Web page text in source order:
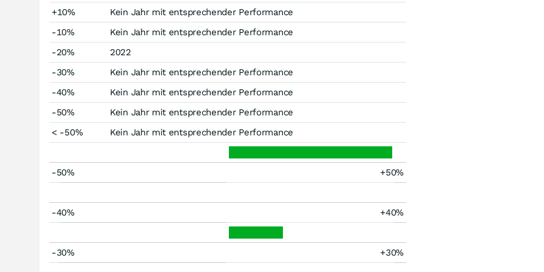
+10%
Kein Jahr mit entsprechender Performance
-10%
Kein Jahr mit entsprechender Performance
-20%
2022
-30%
Kein Jahr mit entsprechender Performance
-40%
Kein Jahr mit entsprechender Performance
-50%
Kein Jahr mit entsprechender Performance
< -50%
Kein Jahr mit entsprechender Performance
-50% +50%
-40% +40%
-30% +30%